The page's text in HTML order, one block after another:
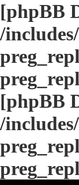
[phpBB
/
[phpBB
/